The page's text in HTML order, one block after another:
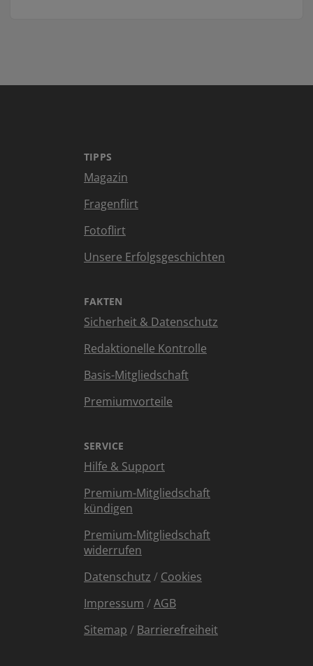
TIPPS
Magazin
Fragenflirt
Fotoflirt
Unsere Erfolgsgeschichten
FAKTEN
Sicherheit & Datenschutz
Redaktionelle Kontrolle
Basis-Mitgliedschaft
Premiumvorteile
SERVICE
Hilfe & Support
Premium-Mitgliedschaft
kündigen
Premium-Mitgliedschaft
widerrufen
Datenschutz / Cookies
Impressum /AGB
Sitemap / Barrierefreiheit